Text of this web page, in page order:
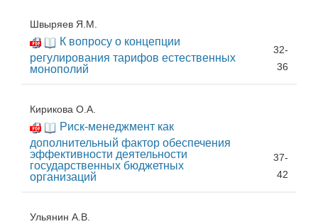
Швыряев Я.М.
К вопросу о концепции
регулирования тарифов естественных
монополий
32-
36
Кирикова О.А.
Риск-менеджмент как
дополнительный фактор обеспечения
эффективности деятельности
государственных бюджетных
организаций
37-
42
Ульянин А.В.